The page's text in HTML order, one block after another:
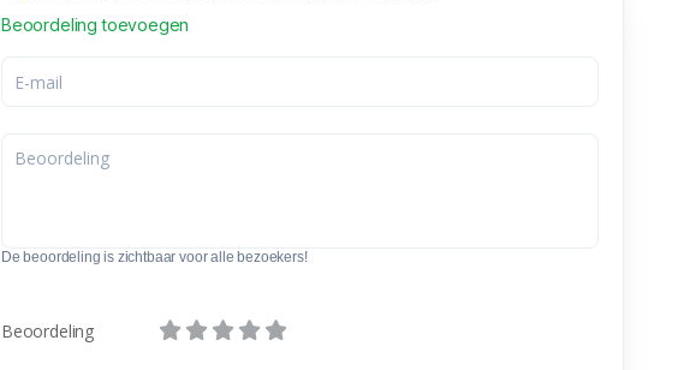
Beoordeling toevoegen
De beoordeling is zichtbaar voor alle bezoekers!
Beoordeling